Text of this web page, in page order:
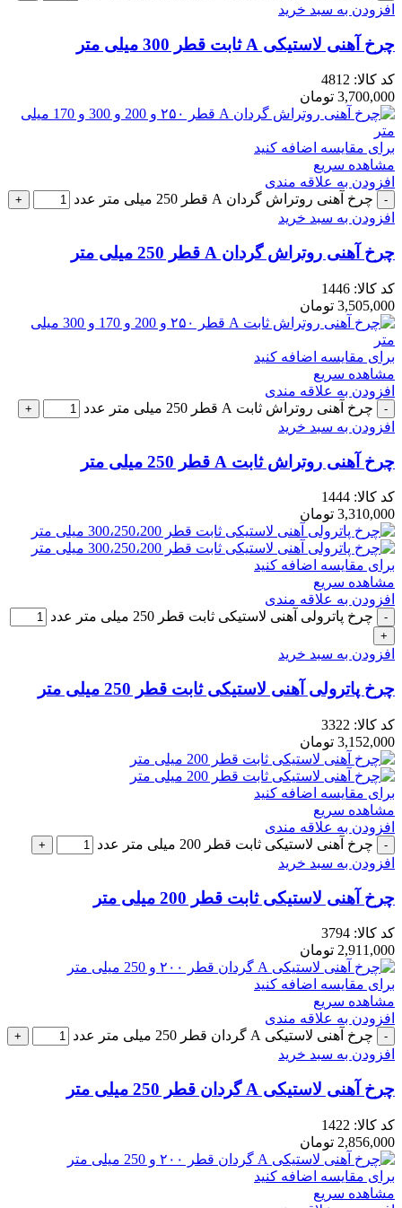
افزودن به سبد خرید
چرخ آهنی لاستیکی A ثابت قطر 300 میلی متر
کد کالا: 4812
3,700,000 تومان
برای مقایسه اضافه کنید
مشاهده سریع
افزودن به علاقه مندی
چرخ آهنی روتراش گردان A قطر 250 میلی متر عدد
افزودن به سبد خرید
چرخ آهنی روتراش گردان A قطر 250 میلی متر
کد کالا: 1446
3,505,000 تومان
برای مقایسه اضافه کنید
مشاهده سریع
افزودن به علاقه مندی
چرخ آهنی روتراش ثابت A قطر 250 میلی متر عدد
افزودن به سبد خرید
چرخ آهنی روتراش ثابت A قطر 250 میلی متر
کد کالا: 1444
3,310,000 تومان
برای مقایسه اضافه کنید
مشاهده سریع
افزودن به علاقه مندی
چرخ پاترولی آهنی لاستیکی ثابت قطر 250 میلی متر عدد
افزودن به سبد خرید
چرخ پاترولی آهنی لاستیکی ثابت قطر 250 میلی متر
کد کالا: 3322
3,152,000 تومان
برای مقایسه اضافه کنید
مشاهده سریع
افزودن به علاقه مندی
چرخ آهنی لاستیکی ثابت قطر 200 میلی متر عدد
افزودن به سبد خرید
چرخ آهنی لاستیکی ثابت قطر 200 میلی متر
کد کالا: 3794
2,911,000 تومان
برای مقایسه اضافه کنید
مشاهده سریع
افزودن به علاقه مندی
چرخ آهنی لاستیکی A گردان قطر 250 میلی متر عدد
افزودن به سبد خرید
چرخ آهنی لاستیکی A گردان قطر 250 میلی متر
کد کالا: 1422
2,856,000 تومان
برای مقایسه اضافه کنید
مشاهده سریع